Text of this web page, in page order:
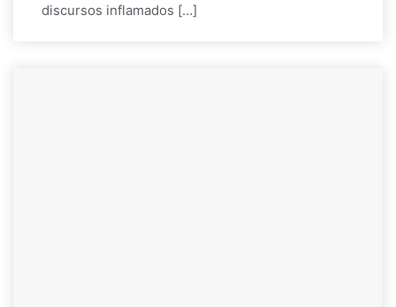
discursos inflamados […]